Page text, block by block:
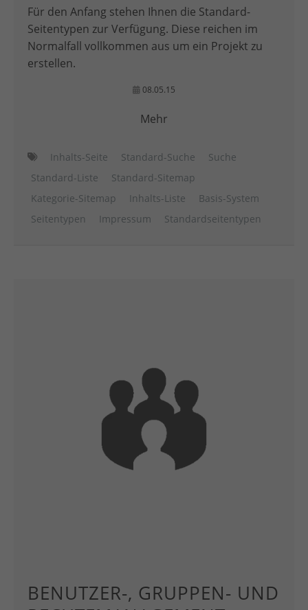
Für den Anfang stehen Ihnen die Standard-
Seitentypen zur Verfügung. Diese reichen im
Normalfall vollkommen aus um ein Projekt zu
erstellen.
08.05.15
Mehr
Inhalts-Seite Standard-Suche
Suche
Standard-Liste
Standard-Sitemap
Kategorie-Sitemap
Inhalts-Liste
Basis-System
Seitentypen
Impressum Standardseitentypen
BENUTZER-, GRUPPEN- UND